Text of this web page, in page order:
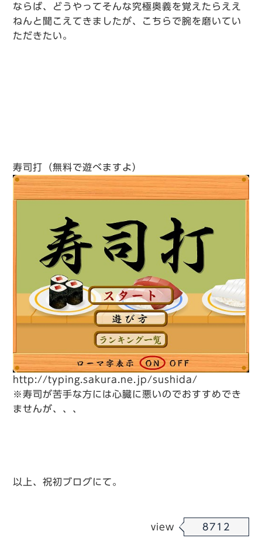
ならば、どうやってそんな究極奥義を覚えたらええ
ねんと聞こえてきましたが、こちらで腕を磨いてい
ただきたい。
寿司打（無料で遊べますよ）
http://typing.sakura.ne.jp/sushida/
※寿司が苦手な方には心臓に悪いのでおすすめでき
ませんが、、、
以上、祝初ブログにて。
view 8712